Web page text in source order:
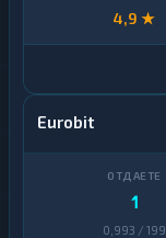
4,9 ★
Eurobit
1
0,993 / 199